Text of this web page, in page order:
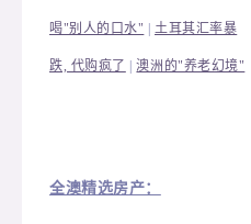
喝"别人的口水" 土耳其汇率暴
跌, 代购疯了 |澳洲的"养老幻境"
全澳精选房产：